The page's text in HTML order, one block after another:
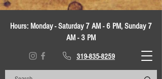
Hours: Monday - Saturday 7 AM - 6 PM, Sunday 7
AM - 3 PM
319-835-8259